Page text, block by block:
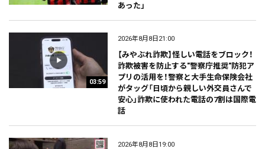
あった」
03:59
2026年8月8日21:00
【みやぶれ詐欺】怪しい電話をブロック！
詐欺被害を防止する"警察庁推奨"防犯ア
プリの活用を！警察と大手生命保険会社
がタッグ「日頃から親しい外交員さんで
安心」詐欺に使われた電話の7割は国際電
話
2026年8月8日19:00